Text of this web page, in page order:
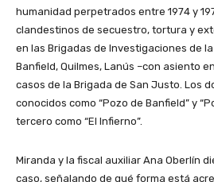
humanidad perpetrados entre 1974 y
clandestinos de secuestro, tortura y
en las Brigadas de Investigaciones de
Banfield, Quilmes, Lanús –con asiento
casos de la Brigada de San Justo. Los
conocidos como “Pozo de Banfield” y
tercero como “El Infierno”.
Miranda y la fiscal auxiliar Ana Oberlín
caso, señalando de qué forma está